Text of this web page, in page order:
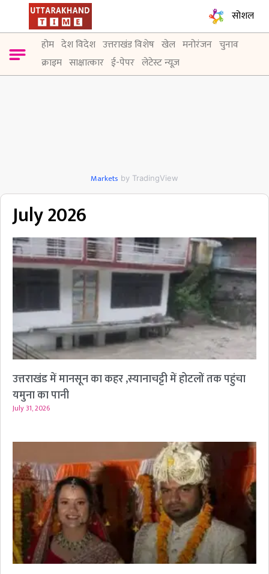
सोशल
होम देश विदेश उत्तराखंड विशेष खेल मनोरंजन चुनाव
क्राइम साक्षात्कार ई-पेपर लेटेस्ट न्यूज़
Markets by TradingView
July 2026
उत्तराखंड में मानसून का कहर ,स्यानाचट्टी में होटलों तक पहुंचा
यमुना का पानी
July 31, 2026